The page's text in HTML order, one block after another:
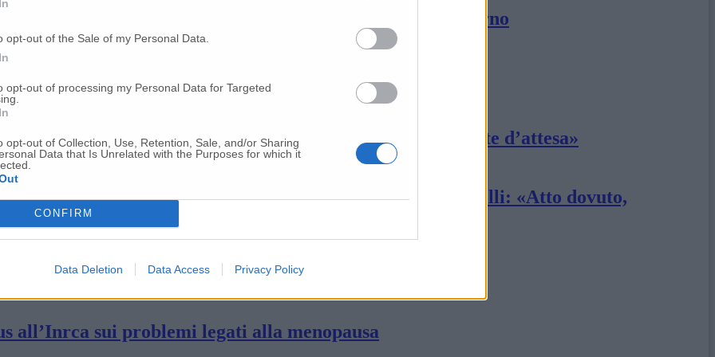
opt-out of the Sale of my Personal Data.
opt-out of processing my Personal Data for Targeted
opt-out of Collection, Use, Retention, Sale, and/or Sharing
Data that Is Unrelated with the Purposes for which it
CONFIRM
Data Deletion Data Access Privacy Policy
week end, Michela Glorio presenta un ordine del giorno
a quella di Castelfidardo”
un grande passo in avanti per superare carenze e liste d’attesa»
di ampliamento del Pronto soccorso» Pirani e Antonelli: «Atto dovuto,
di comunità
all’Inrca sui problemi legati alla menopausa